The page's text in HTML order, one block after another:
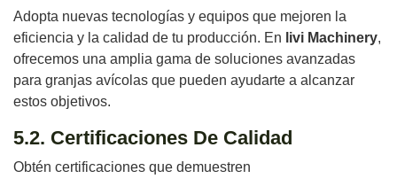
Adopta nuevas tecnologías y equipos que mejoren la
eficiencia y la calidad de tu producción. En livi Machinery,
ofrecemos una amplia gama de soluciones avanzadas
para granjas avícolas que pueden ayudarte a alcanzar
estos objetivos.
5.2. Certificaciones De Calidad
Obtén certificaciones que demuestren